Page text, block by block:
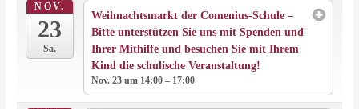
NOV.
23
Sa.
Weihnachtsmarkt der Comenius-Schule –
Bitte unterstützen Sie uns mit Spenden und
Ihrer Mithilfe und besuchen Sie mit Ihrem
Kind die schulische Veranstaltung!
Nov. 23 um 14:00 – 17:00